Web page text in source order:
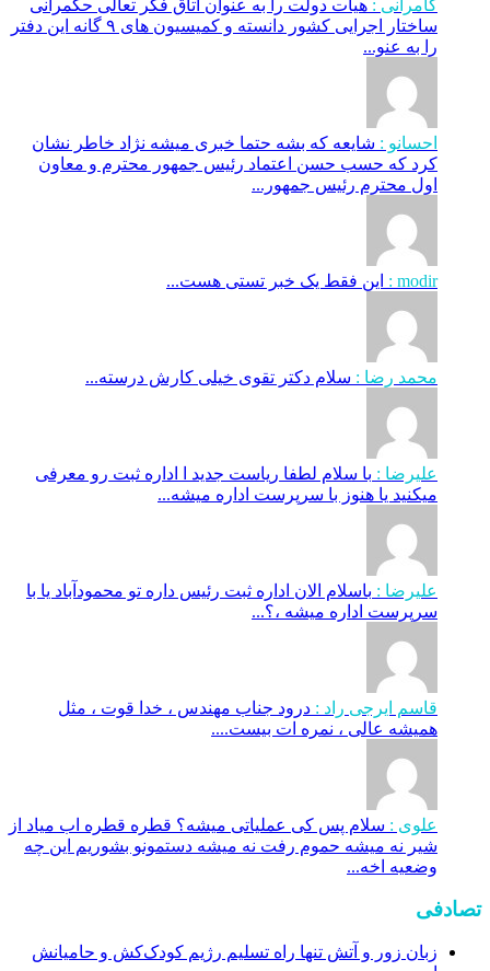
کامرانی : هیات دولت را به عنوان اتاق فکر تعالی حکمرانی
ساختار اجرایی کشور دانسته و کمیسیون های ۹ گانه این دفتر
را به عنو...
احسانو : شایعه که بشه حتما خبری میشه نژاد خاطر نشان
کرد که حسب حسن اعتماد رئیس جمهور محترم و معاون
اول محترم رئیس جمهور...
modir : این فقط یک خبر تستی هست...
محمد رضا : سلام دکتر تقوی خیلی کارش درسته...
علیرضا : با سلام لطفا ریاست جدید ا اداره ثبت‌ رو معرفی
میکنید یا هنوز با سرپرست اداره‌ میشه...
علیرضا : باسلام الان اداره ثبت رئیس داره تو محمودآباد یا با
سرپرست اداره میشه ،؟...
قاسم ایرجی راد : درود جناب مهندس ، خدا قوت ، مثل
همیشه عالی ، نمره ات بیست....
علوی : سلام پس کی عملیاتی میشه؟ قطره قطره اب میاد از
شیر نه میشه حموم رفت نه میشه دستمونو بشوریم این چه
وضعیه اخه...
تصادفی
زبان زور و آتش تنها راه تسلیم رژیم کودک‌کش و حامیانش